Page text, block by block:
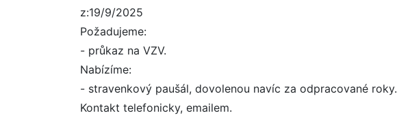
z:19/9/2025
Požadujeme:
- průkaz na VZV.
Nabízíme:
- stravenkový paušál, dovolenou navíc za odpracované roky.
Kontakt telefonicky, emailem.